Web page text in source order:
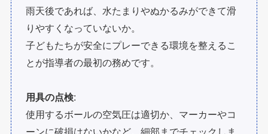
雨天後であれば、水たまりやぬかるみができて滑
りやすくなっていないか。
子どもたちが安全にプレーできる環境を整えるこ
とが指導者の最初の務めです。
用具の点検:
使用するボールの空気圧は適切か、マーカーやコ
ーンに破損はないかなど、細部までチェックしま